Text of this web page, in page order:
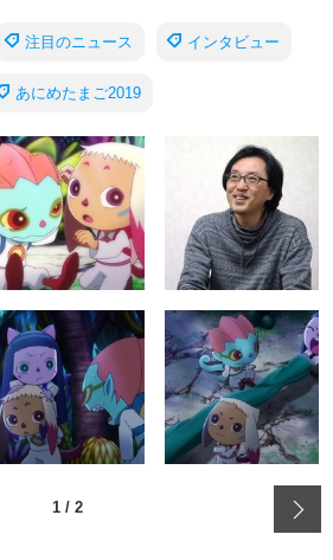
注目のニュース インタビュー
あにめたまご2019
1 / 2